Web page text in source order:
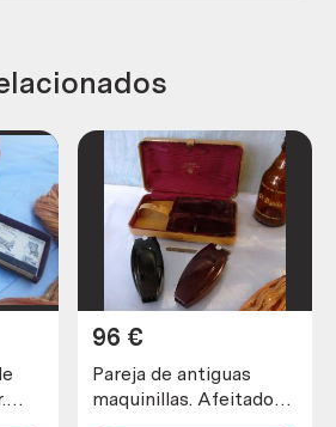
Pareja de antiguas
maquinillas. Afeitadora
96 €